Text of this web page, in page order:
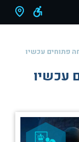
פתוחים עכשיו
עכשיו